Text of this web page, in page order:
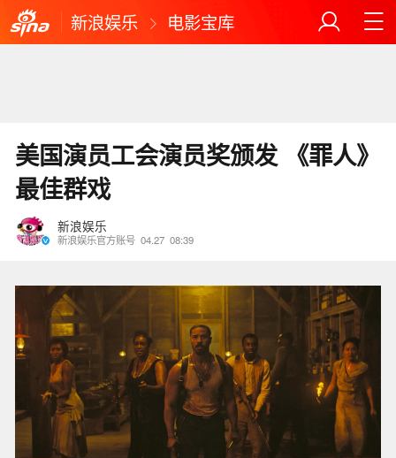
新浪娱乐 电影宝库
美国演员工会演员奖颁发 《罪人》
最佳群戏
新浪娱乐
新浪娱乐官方账号 04.27 08:39